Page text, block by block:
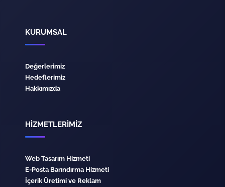
KURUMSAL
Değerlerimiz
Hedeflerimiz
Hakkımızda
HİZMETLERİMİZ
Web Tasarım Hizmeti
E-Posta Barındırma Hizmeti
İçerik Üretimi ve Reklam